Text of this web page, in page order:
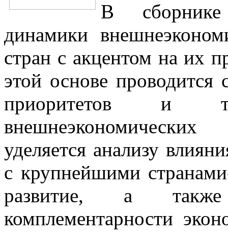
В сборнике
динамики
стран с акцентом на их
этой основе проводится
приоритетов и
уделяется анализу
с крупнейшими
развитие, а также
комплементарности